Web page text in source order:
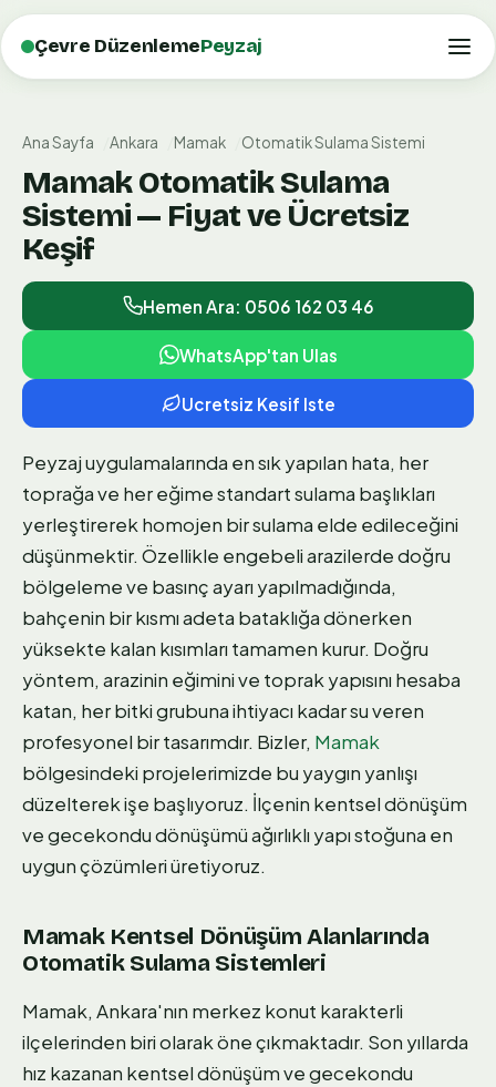
Çevre DüzenlemePeyzaj
Ana Sayfa Ankara Mamak Otomatik Sulama Sistemi
Mamak Otomatik Sulama
Sistemi — Fiyat ve Ücretsiz
Keşif
Hemen Ara: 0506 162 03 46
WhatsApp'tan Ulas
Ucretsiz Kesif Iste
Peyzaj uygulamalarında en sık yapılan hata, her
toprağa ve her eğime standart sulama başlıkları
yerleştirerek homojen bir sulama elde edileceğini
düşünmektir. Özellikle engebeli arazilerde doğru
bölgeleme ve basınç ayarı yapılmadığında,
bahçenin bir kısmı adeta bataklığa dönerken
yüksekte kalan kısımları tamamen kurur. Doğru
yöntem, arazinin eğimini ve toprak yapısını hesaba
katan, her bitki grubuna ihtiyacı kadar su veren
profesyonel bir tasarımdır. Bizler, Mamak
bölgesindeki projelerimizde bu yaygın yanlışı
düzelterek işe başlıyoruz. İlçenin kentsel dönüşüm
ve gecekondu dönüşümü ağırlıklı yapı stoğuna en
uygun çözümleri üretiyoruz.
Mamak Kentsel Dönüşüm Alanlarında
Otomatik Sulama Sistemleri
Mamak, Ankara'nın merkez konut karakterli
ilçelerinden biri olarak öne çıkmaktadır. Son yıllarda
hız kazanan kentsel dönüşüm ve gecekondu